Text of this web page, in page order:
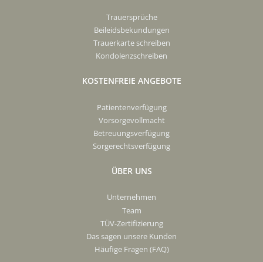
Trauersprüche
Beileidsbekundungen
Trauerkarte schreiben
Kondolenzschreiben
KOSTENFREIE ANGEBOTE
Patientenverfügung
Vorsorgevollmacht
Betreuungsverfügung
Sorgerechtsverfügung
ÜBER UNS
Unternehmen
Team
TÜV-Zertifizierung
Das sagen unsere Kunden
Häufige Fragen (FAQ)